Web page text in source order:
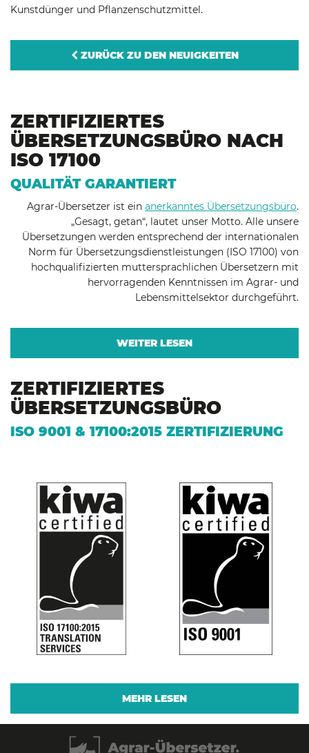
Kunstdünger und Pflanzenschutzmittel.
ZURÜCK ZU DEN NEUIGKEITEN
ZERTIFIZIERTES
ÜBERSETZUNGSBÜRO NACH
ISO 17100
QUALITÄT GARANTIERT
Agrar-Übersetzer ist ein anerkanntes Übersetzungsbüro.
„Gesagt, getan“, lautet unser Motto. Alle unsere
Übersetzungen werden entsprechend der internationalen
Norm für Übersetzungsdienstleistungen (ISO 17100) von
hochqualifizierten muttersprachlichen Übersetzern mit
hervorragenden Kenntnissen im Agrar- und
Lebensmittelsektor durchgeführt.
WEITER LESEN
ZERTIFIZIERTES
ÜBERSETZUNGSBÜRO
ISO 9001 & 17100:2015 ZERTIFIZIERUNG
MEHR LESEN